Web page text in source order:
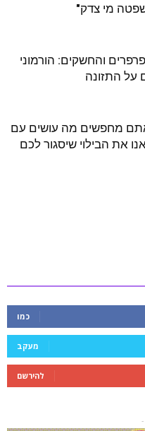
מי צדק"
והחשקים: הורמוני
התזונה
מחפשים מה עושים עם
את הבילוי שיסגור לכם
כמו
מעקב
להירשם
-